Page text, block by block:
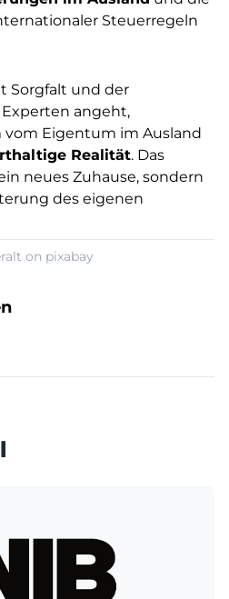
Steuerregeln
Sorgfalt und der
angeht,
Eigentum im Ausland
Realität. Das
neues Zuhause, sondern
des eigenen
on pixabay